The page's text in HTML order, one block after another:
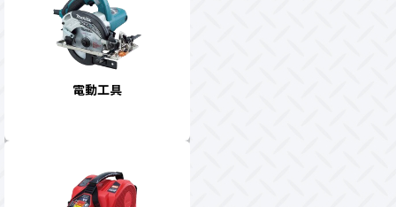
電動工具